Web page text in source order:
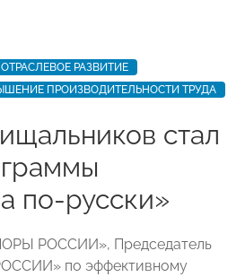
ОТРАСЛЕВОЕ РАЗВИТИЕ
ПРОИЗВОДИТЕЛЬНОСТИ ТРУДА
стал
по-русски»
РОССИИ», Председатель
по эффективному